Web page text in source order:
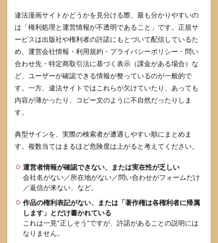
ブス
クの
選び
方
6
ぱら
りず
連の
検索
ツ
6.1
サイ
ト名
やミ
の見
分け
6.2
家族
違法漫画サイトかどうかを見分ける際、最も分かりやすいの
は「権利処理と運営情報が不透明であること」です。正規サ
ービスは出版社や権利者の許諾にもとづいて配信しているた
め、運営会社情報・利用規約・プライバシーポリシー・問い
合わせ先・特定商取引法に基づく表示（課金がある場合）な
ど、ユーザーが確認できる情報が整っているのが一般的で
す。一方、違法サイトではこれらが欠けていたり、あっても
内容が薄かったり、コピー文のように不自然だったりしま
す。
典型サインを、実際の検索者が遭遇しやすい順にまとめま
す。複数当てはまるほど危険度は上がると考えてください。
運営者情報が確認できない、または実在性が乏しい
会社名がない／所在地がない／問い合わせがフォームだけ
／返信が来ない、など。
作品の権利表記がない、または「著作権は各権利者に帰属
します」とだけ書かれている
これは一見“正しそう”ですが、許諾があることの説明には
なりません。